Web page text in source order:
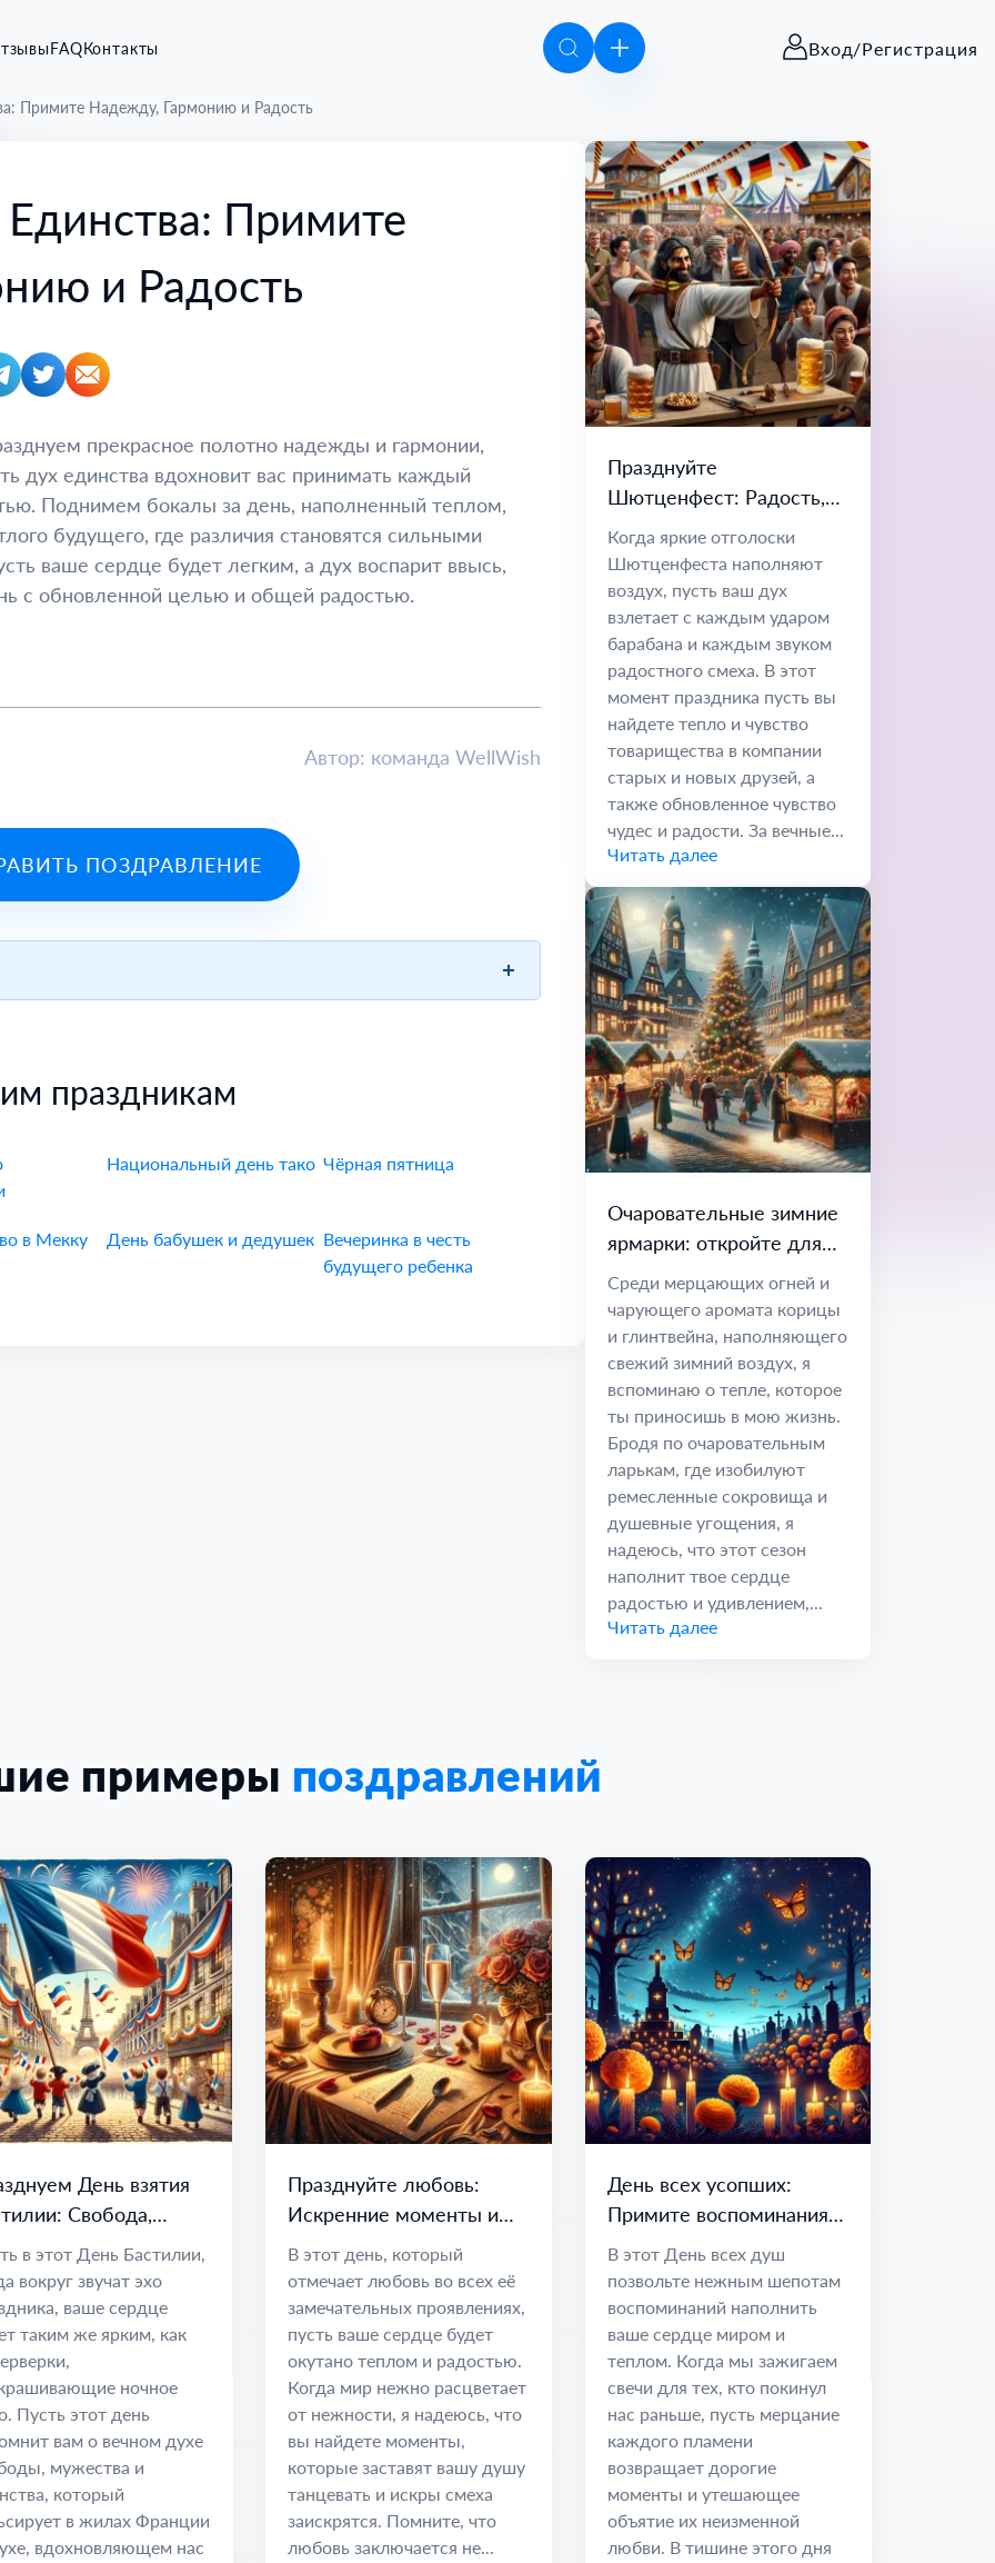
FAQКонтакты Вход/Регистрация
Примите Надежду, Гармонию и Радость
Примите
и Радость
прекрасное полотно надежды и гармонии,
дух единства вдохновит вас принимать каждый
Поднимем бокалы за день, наполненный теплом,
будущего, где различия становятся сильными
ваше сердце будет легким, а дух воспарит ввысь,
с обновленной целью и общей радостью.
Автор: команда WellWish
ПОЗДРАВЛЕНИЕ
праздникам
Национальный день тако Чёрная пятница
в Мекку День бабушек и дедушек Вечеринка в честь
будущего ребенка
Празднуйте
Шютценфест: Радость,
Традиции и
Незабываемые
Воспоминания
Когда яркие отголоски
Шютценфеста наполняют
воздух, пусть ваш дух
взлетает с каждым ударом
барабана и каждым звуком
радостного смеха. В этот
момент праздника пусть вы
найдете тепло и чувство
товарищества в компании
старых и новых друзей, а
также обновленное чувство
чудес и радости. За вечные...
Читать далее
Очаровательные зимние
ярмарки: откройте для
себя радость и единство
Среди мерцающих огней и
чарующего аромата корицы
и глинтвейна, наполняющего
свежий зимний воздух, я
вспоминаю о тепле, которое
ты приносишь в мою жизнь.
Бродя по очаровательным
ларькам, где изобилуют
ремесленные сокровища и
душевные угощения, я
надеюсь, что этот сезон
наполнит твое сердце
радостью и удивлением,...
Читать далее
примеры поздравлений
День взятия
Свобода,
и Надежда
в этот День Бастилии,
вокруг звучат эхо
ваше сердце
таким же ярким, как
ночное
Пусть этот день
вам о вечном духе
мужества и
который
в жилах Франции
вдохновляющем нас
Празднуйте любовь:
Искренние моменты и
дорогие связи
В этот день, который
отмечает любовь во всех её
замечательных проявлениях,
пусть ваше сердце будет
окутано теплом и радостью.
Когда мир нежно расцветает
от нежности, я надеюсь, что
вы найдете моменты,
которые заставят вашу душу
танцевать и искры смеха
заискрятся. Помните, что
любовь заключается не...
День всех усопших:
Примите воспоминания и
вечные узы
В этот День всех душ
позвольте нежным шепотам
воспоминаний наполнить
ваше сердце миром и
теплом. Когда мы зажигаем
свечи для тех, кто покинул
нас раньше, пусть мерцание
каждого пламени
возвращает дорогие
моменты и утешающее
объятие их неизменной
любви. В тишине этого дня